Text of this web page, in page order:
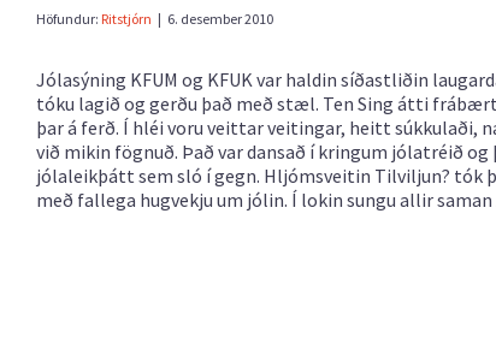
Höfundur: Ritstjórn | 6. desember 2010
Jólasýning KFUM og KFUK var haldin síðastliðin
tóku lagið og gerðu það með stæl. Ten Sing átti
þar á ferð. Í hléi voru veittar veitingar, heitt súkkulaði,
við mikin fögnuð. Það var dansað í kringum jólatréið
jólaleikþátt sem sló í gegn. Hljómsveitin Tilviljun? tók
með fallega hugvekju um jólin. Í lokin sungu allir saman